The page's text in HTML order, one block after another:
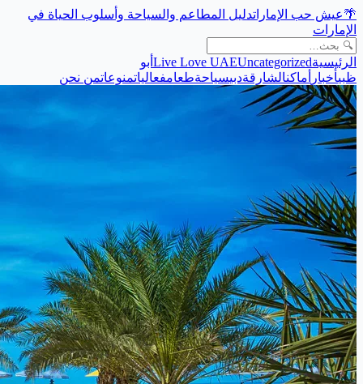
🌴عيش حب الإماراتدليل المطاعم والسياحة وأسلوب الحياة في
الإمارات
الرئيسية Live Love UAEUncategorized
أبو
ظبيأخبار أماكنالشارقةدبيسياحةطعامفعالياتمنوعاتمن نحن